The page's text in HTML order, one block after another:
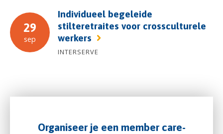
29
sep
Individueel begeleide
stilteretraites voor crossculturele
werkers
INTERSERVE
Organiseer je een member care-